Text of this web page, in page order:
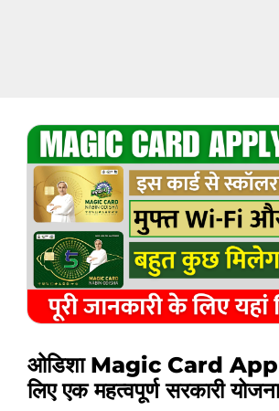
ओडिशा Magic Card
लिए एक महत्वपूर्ण सरकारी योजना